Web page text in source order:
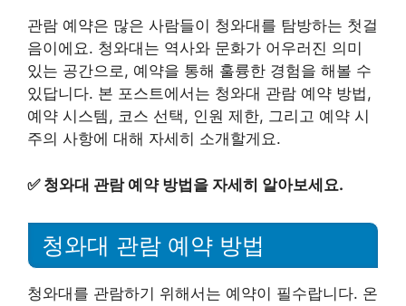
관람 예약은 많은 사람들이 청와대를 탐방하는 첫걸
음이에요. 청와대는 역사와 문화가 어우러진 의미
있는 공간으로, 예약을 통해 훌륭한 경험을 해볼 수
있답니다. 본 포스트에서는 청와대 관람 예약 방법,
예약 시스템, 코스 선택, 인원 제한, 그리고 예약 시
주의 사항에 대해 자세히 소개할게요.
✅ 청와대 관람 예약 방법을 자세히 알아보세요.
청와대 관람 예약 방법
청와대를 관람하기 위해서는 예약이 필수랍니다. 온